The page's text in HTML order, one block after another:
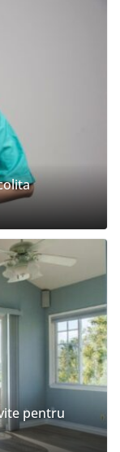
pentru